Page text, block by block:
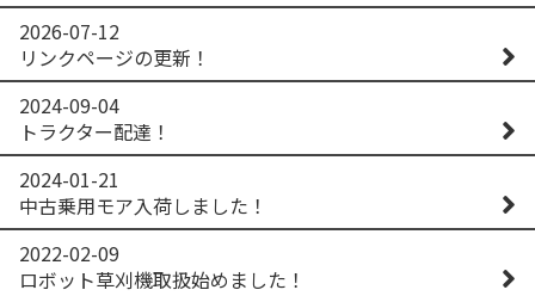
2026-07-12
リンクページの更新！
2024-09-04
トラクター配達！
2024-01-21
中古乗用モア入荷しました！
2022-02-09
ロボット草刈機取扱始めました！